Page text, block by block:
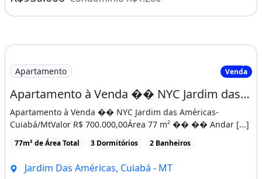
Apartamento Venda
Apartamento à Venda �� NYC Jardim das Américas-Cuiabá/Mt
Apartamento à Venda �� NYC Jardim das Américas-
Cuiabá/MtValor R$ 700.000,00Área 77 m² �� �� Andar [...]
77m² de Área Total 3 Dormitórios 2 Banheiros
Jardim Das Américas, Cuiabá - MT